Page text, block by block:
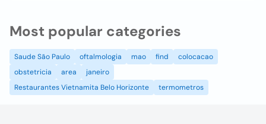
Most popular categories
Saude São Paulo oftalmologia mao find
colocacao
obstetricia
area
janeiro
Restaurantes Vietnamita Belo Horizonte
termometros